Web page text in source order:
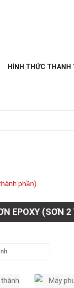
HÌNH THỨC THANH
phần)
EPOXY (SƠN